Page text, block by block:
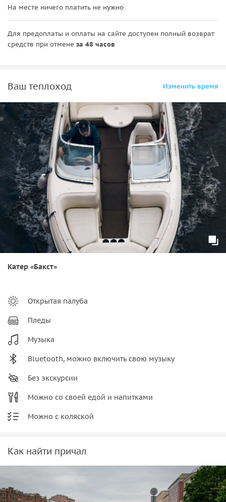
• легендарныйкрейсер «Аврора»
• роскошный Аничков мост с его знаменитыми конями;
• атмосферные каналы и мосты —Крюков канал, Мойка,
Зимняя канавка— сердце «Северной Венеции».
На месте ничего платить не нужно
Для предоплаты и оплаты на сайте доступен полный возврат
средств при отмене за 48 часов
Ваш теплоход Изменить время
Катер «Бакст»
Открытая палуба
Пледы
Музыка
Bluetooth, можно включить свою музыку
Без экскурсии
Можно со своей едой и напитками
Можно с коляской
Как найти причал